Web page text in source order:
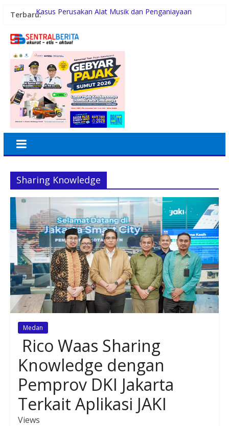
Terbaru:Kasus Perusakan Alat Musik dan Penganiayaan
Natal
Tampung Aspirasi Warga
Tingkatkan Disiplin Personil, Polres Tanjung Balai Gelar
Apel Pagi
PERADIPROF Bekerjasama dengan UI Gelar PKPA
Rayakan 10 Tahun Perjalanan, Inspire Artistry Hadirkan
Block Party Terbesar di Jakarta
Sharing Knowledge
Medan
Rico Waas Sharing
Knowledge dengan
Pemprov DKI Jakarta
Terkait Aplikasi JAKI
Views